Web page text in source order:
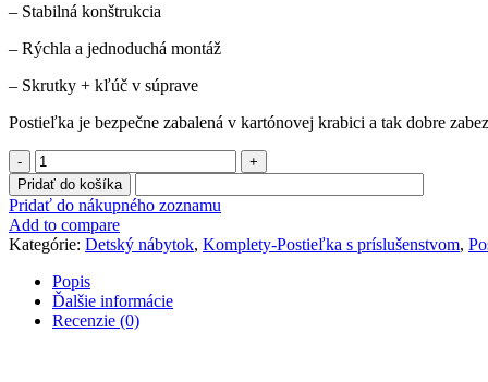
– Stabilná konštrukcia
– Rýchla a jednoduchá montáž
– Skrutky + kľúč v súprave
Postieľka je bezpečne zabalená v kartónovej krabici a tak dobre
množstvo
Postieľka
s
kompletom
MIŠKY
Pridať do košíka
Pridať do nákupného zoznamu
Add to compare
Kategórie: Detský nábytok, Komplety-Postieľka s príslušenstvom,
Popis
Ďalšie informácie
Recenzie (0)